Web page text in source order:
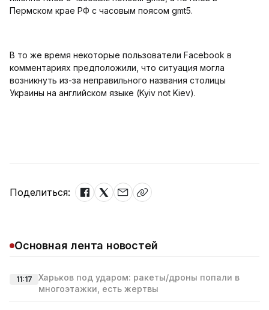
Пермском крае РФ с часовым поясом gmt5.
В то же время некоторые пользователи Facebook в
комментариях предположили, что ситуация могла
возникнуть из-за неправильного названия столицы
Украины на английском языке (Kyiv not Kiev).
Поделиться:
Основная лента новостей
11:17
Харьков под ударом: ракеты/дроны попали в
многоэтажки, есть жертвы